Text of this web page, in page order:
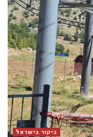
ביקור בישראל